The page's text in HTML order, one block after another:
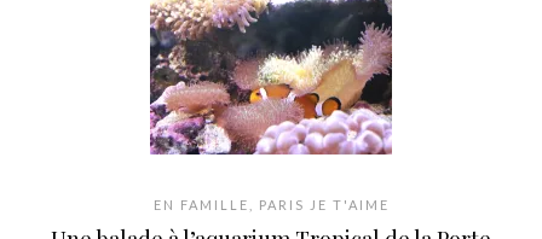
EN FAMILLE PARIS JE T'AIME